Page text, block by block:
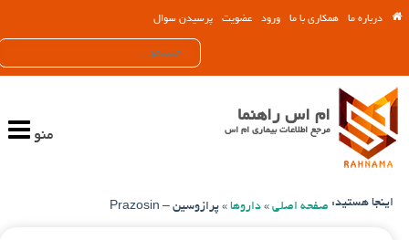
درباره ما همکاری با ما ورود عضویت پرسیدن سوال
منو
ام اس راهنما
مرجع اطلاعات بیماری ام اس
اینجا هستید: صفحه اصلی» داروها» پرازوسین – Prazosin